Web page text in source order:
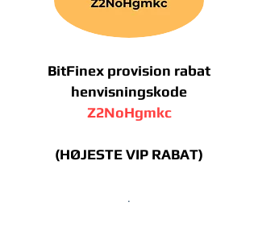
BitFinex provision rabat
henvisningskode
Z2NoHgmkc
(HØJESTE VIP RABAT)
.